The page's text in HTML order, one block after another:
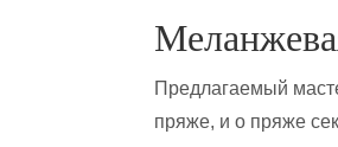
Предлагаемый
пряже, и о пряже